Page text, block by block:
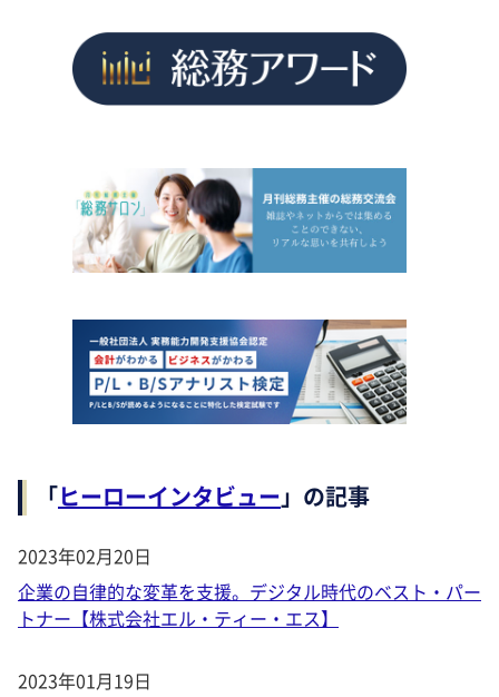
「ヒーローインタビュー」の記事
2023年02月20日
企業の自律的な変革を支援。デジタル時代のベスト・パー
トナー【株式会社エル・ティー・エス】
2023年01月19日